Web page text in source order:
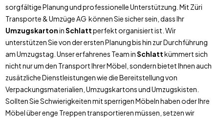
sorgfältige Planung und professionelle Unterstützung. Mit Züri
Transporte & Umzüge AG können Sie sicher sein, dass Ihr
UmzugskartoninSchlattperfekt organisiert ist. Wir
unterstützen Sie von der ersten Planung bis hin zur Durchführung
am Umzugstag. Unser erfahrenes Team inSchlattkümmert sich
nicht nur um den Transport Ihrer Möbel, sondern bietet Ihnen auch
zusätzliche Dienstleistungen wie die Bereitstellung von
Verpackungsmaterialien, Umzugskartons und Umzugskisten.
Sollten Sie Schwierigkeiten mit sperrigen Möbeln haben oder Ihre
Möbel über enge Treppen transportieren müssen, setzen wir